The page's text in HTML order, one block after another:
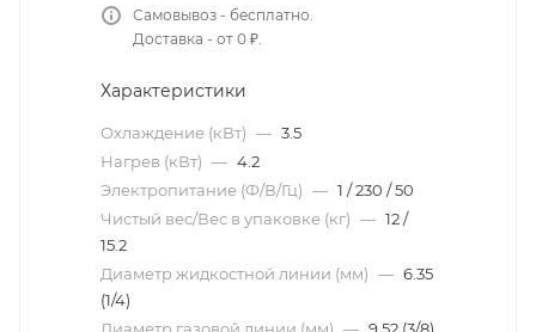
Самовывоз - бесплатно.
Доставка - от 0 ₽.
Характеристики
Охлаждение (кВт) — 3.5
Нагрев (кВт) — 4.2
Электропитание (Ф/В/Гц) — 1 / 230 / 50
Чистый вес/Вес в упаковке (кг) — 12 /
15.2
Диаметр жидкостной линии (мм) — 6.35
(1/4)